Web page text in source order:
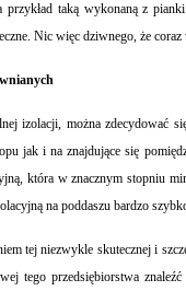
przykład taką wykonaną z
Nic więc dziwnego, że
izolacji, można zdecydować
jak i na znajdujące się
która w znacznym stopniu
na poddaszu bardzo
tej niezwykle skutecznej i
tego przedsiębiorstwa